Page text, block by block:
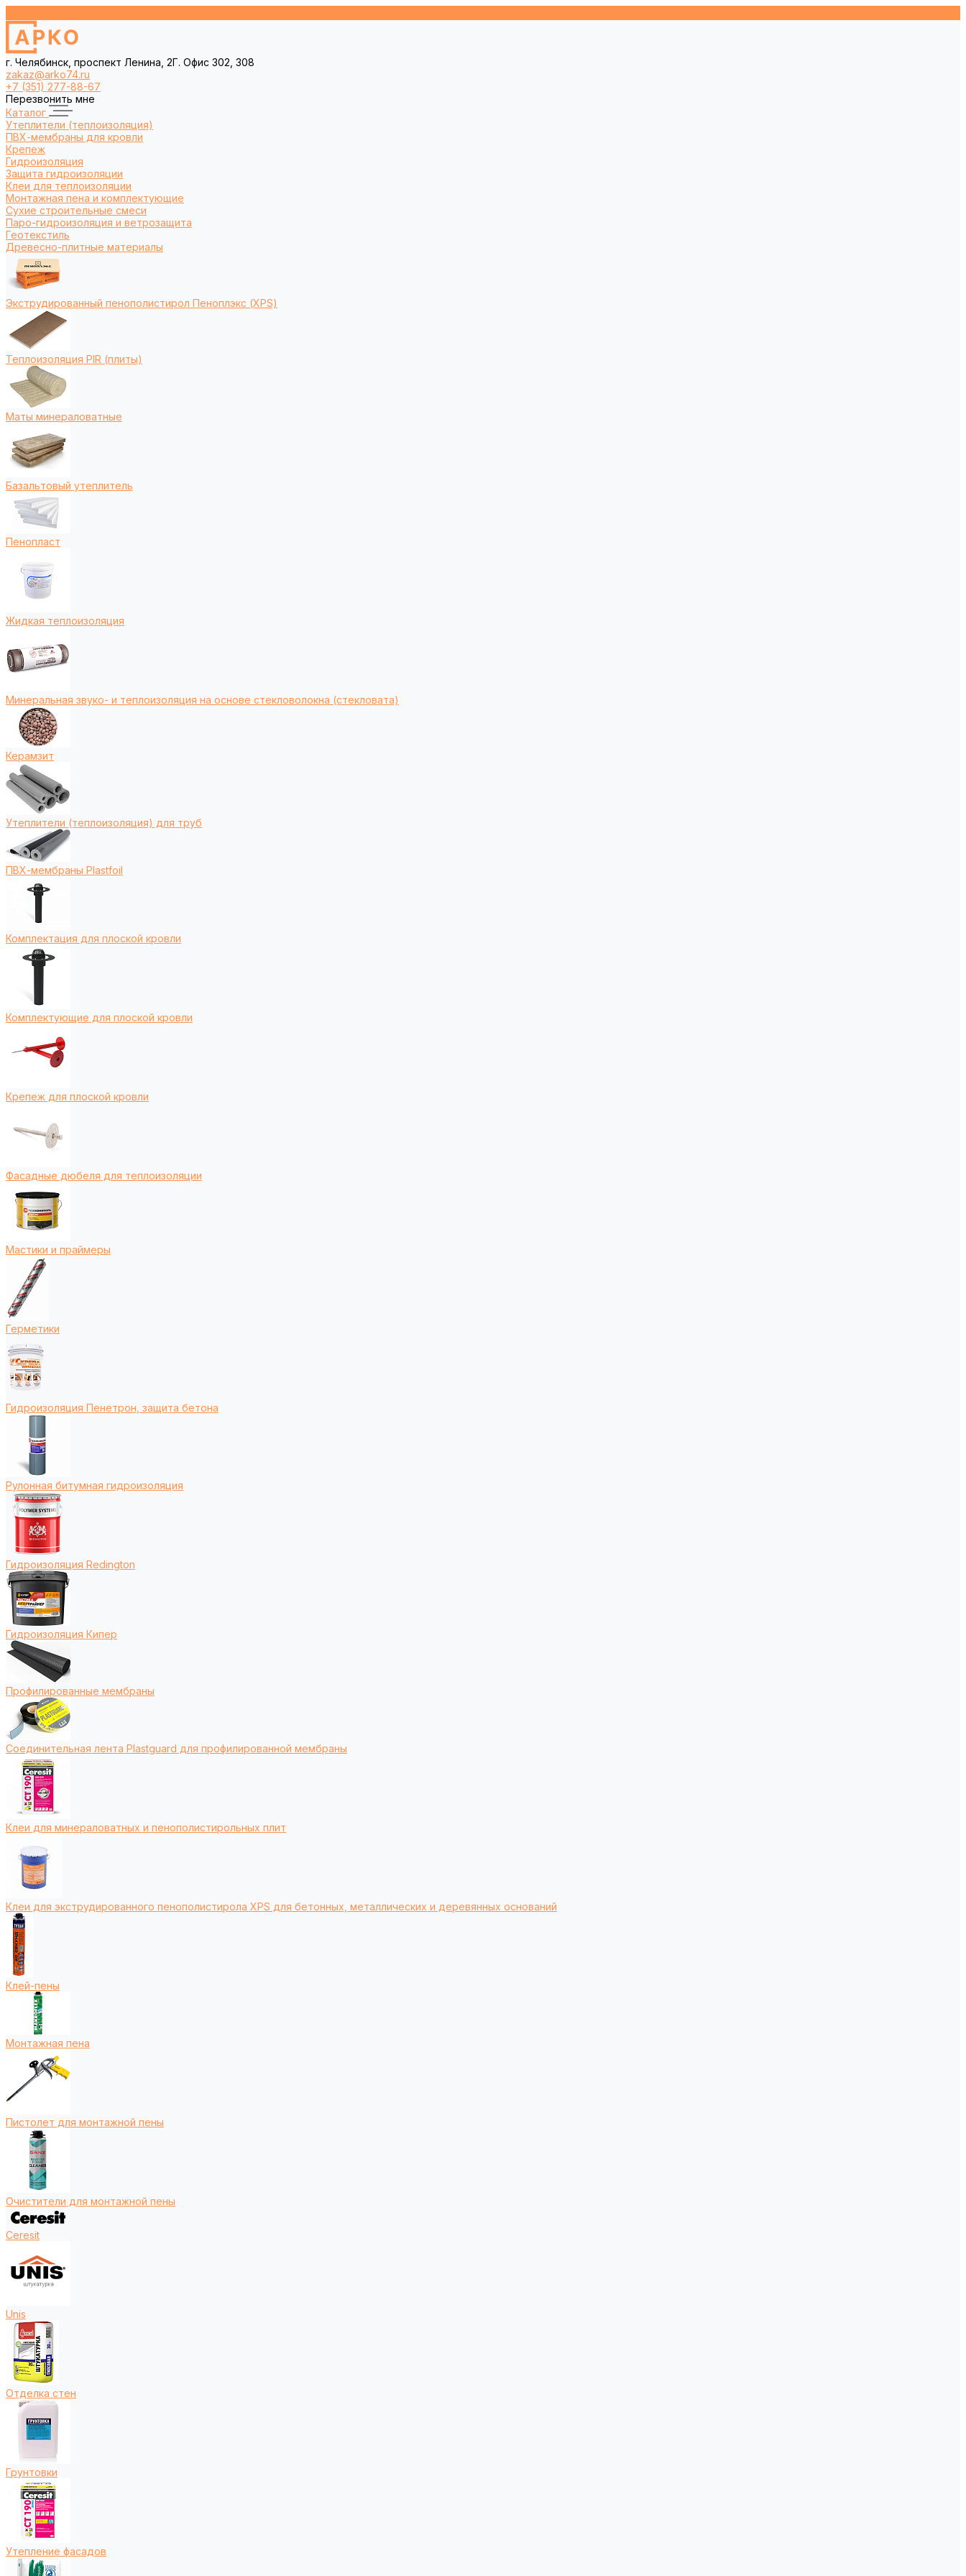
г. Челябинск, проспект Ленина, 2Г. Офис 302, 308
zakaz@arko74.ru
+7 (351) 277-88-67
Перезвонить мне
Каталог
Утеплители (теплоизоляция)
ПВХ-мембраны для кровли
Крепеж
Гидроизоляция
Защита гидроизоляции
Клеи для теплоизоляции
Монтажная пена и комплектующие
Сухие строительные смеси
Паро-гидроизоляция и ветрозащита
Геотекстиль
Древесно-плитные материалы
Экструдированный пенополистирол Пеноплэкс (XPS)
Теплоизоляция PIR (плиты)
Маты минераловатные
Базальтовый утеплитель
Пенопласт
Жидкая теплоизоляция
Минеральная звуко- и теплоизоляция на основе стекловолокна (стекловата)
Керамзит
Утеплители (теплоизоляция) для труб
ПВХ-мембраны Plastfoil
Комплектация для плоской кровли
Комплектующие для плоской кровли
Крепеж для плоской кровли
Фасадные дюбеля для теплоизоляции
Мастики и праймеры
Герметики
Гидроизоляция Пенетрон, защита бетона
Рулонная битумная гидроизоляция
Гидроизоляция Redington
Гидроизоляция Кипер
Профилированные мембраны
Соединительная лента Plastguard для профилированной мембраны
Клеи для минераловатных и пенополистирольных плит
Клеи для экструдированного пенополистирола XPS для бетонных, металлических и деревянных оснований
Клей-пены
Монтажная пена
Пистолет для монтажной пены
Очистители для монтажной пены
Ceresit
Unis
Отделка стен
Грунтовки
Утепление фасадов